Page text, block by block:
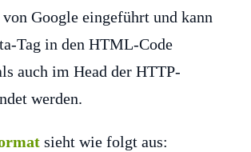
Google eingeführt und kann
Tag in den HTML-Code
auch im Head der HTTP-
werden.
sieht wie folgt aus: